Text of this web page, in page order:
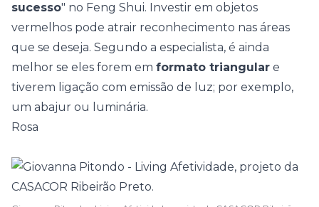
sucesso" no Feng Shui. Investir em objetos
vermelhos pode atrair reconhecimento nas áreas
que se deseja. Segundo a especialista, é ainda
melhor se eles forem em formato triangular e
tiverem ligação com emissão de luz; por exemplo,
um abajur ou luminária.
Rosa